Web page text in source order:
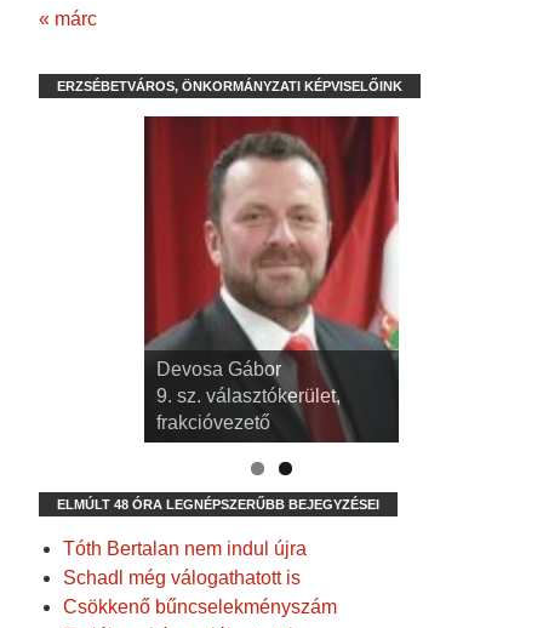
« márc
ERZSÉBETVÁROS, ÖNKORMÁNYZATI KÉPVISELŐINK
dr. Kispál Tibor
3. sz. választókerület,
alpolgármester
Devosa Gábor
9. sz. választókerület,
frakcióvezető
ELMÚLT 48 ÓRA LEGNÉPSZERŰBB BEJEGYZÉSEI
Tóth Bertalan nem indul újra
Schadl még válogathatott is
Csökkenő bűncselekményszám